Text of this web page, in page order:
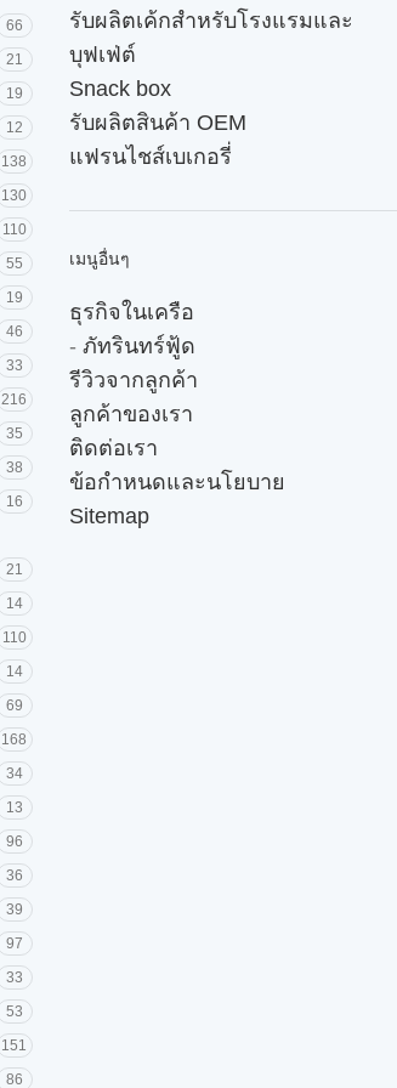
66
21
19
12
138
130
110
55
19
46
33
216
35
38
16
21
14
110
14
69
168
34
13
96
36
39
97
33
53
151
86
รับผลิตเค้กสำหรับโรงแรมและ
บุฟเฟ่ต์
Snack box
รับผลิตสินค้า OEM
แฟรนไชส์เบเกอรี่
เมนูอื่นๆ
ธุรกิจในเครือ
- ภัทรินทร์ฟู้ด
รีวิวจากลูกค้า
ลูกค้าของเรา
ติดต่อเรา
ข้อกำหนดและนโยบาย
Sitemap